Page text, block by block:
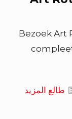
Bezoek Art
طالع المزيد